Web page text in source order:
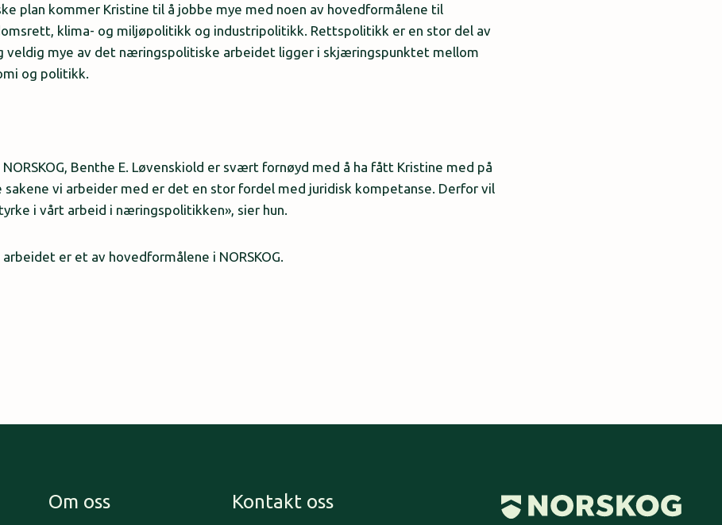
plan kommer Kristine til å jobbe mye med noen av hovedformålene til
klima- og miljøpolitikk og industripolitikk. Rettspolitikk er en stor del av
veldig mye av det næringspolitiske arbeidet ligger i skjæringspunktet mellom
og politikk.
Benthe E. Løvenskiold er svært fornøyd med å ha fått Kristine med på
sakene vi arbeider med er det en stor fordel med juridisk kompetanse. Derfor vil
i vårt arbeid i næringspolitikken», sier hun.
er et av hovedformålene i NORSKOG.
Om oss Kontakt oss